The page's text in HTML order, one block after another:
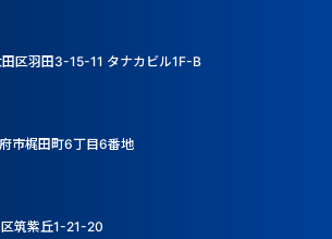
区羽田3-15-11 タナカビル1F-B
市梶田町6丁目6番地
筑紫丘1-21-20